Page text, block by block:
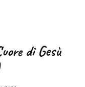
di Gesù